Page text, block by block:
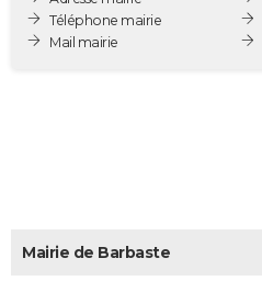
Destinations
City break
Voyage nature
Voyage de noces
Forum
Climat
PHOTO
Dictionnaire
Biographies
Citations
Expressions
Proverbes
PROGRAMME TV
Téléphone mairie
Mail mairie
Mairie de Barbaste